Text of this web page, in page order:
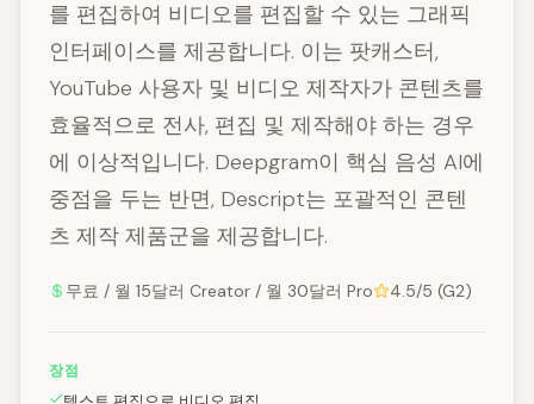
를 편집하여 비디오를 편집할 수 있는 그래픽
인터페이스를 제공합니다. 이는 팟캐스터,
YouTube 사용자 및 비디오 제작자가 콘텐츠를
효율적으로 전사, 편집 및 제작해야 하는 경우
에 이상적입니다. Deepgram이 핵심 음성 AI에
중점을 두는 반면, Descript는 포괄적인 콘텐
츠 제작 제품군을 제공합니다.
무료 / 월 15달러 Creator / 월 30달러 Pro 4.5/5 (G2)
장점